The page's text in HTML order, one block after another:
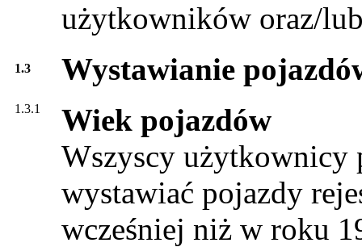
użytkowników oraz/
1.3 Wystawianie
1.3.1
Wiek pojazdów
Wszyscy użytkownicy
wystawiać pojazdy
wcześniej niż w roku